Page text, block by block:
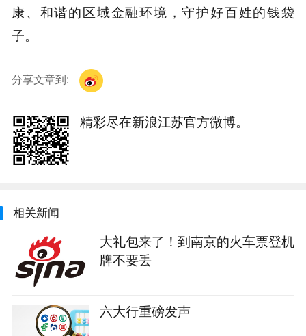
康、和谐的区域金融环境，守护好百姓的钱袋
子。
分享文章到:
精彩尽在新浪江苏官方微博。
相关新闻
大礼包来了！到南京的火车票登机
牌不要丢
六大行重磅发声